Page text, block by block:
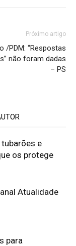
Próximo artigo
/PDM: “Respostas
não foram dadas
– PS
e
os protege
Atualidade
para